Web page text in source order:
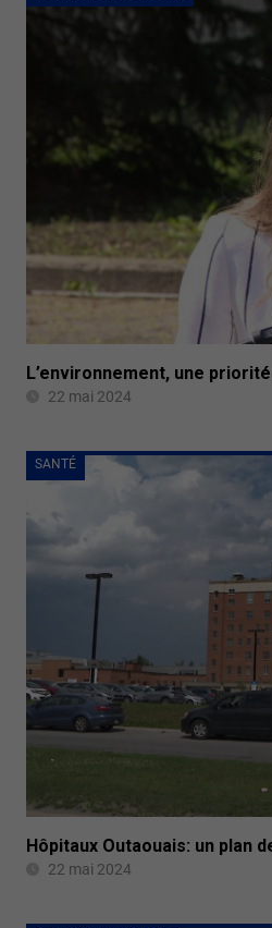
L’environnement, une
22 mai 2024
SANTÉ
Hôpitaux Outaouais: un plan
22 mai 2024